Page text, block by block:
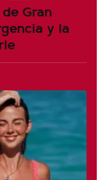
Gran
y la